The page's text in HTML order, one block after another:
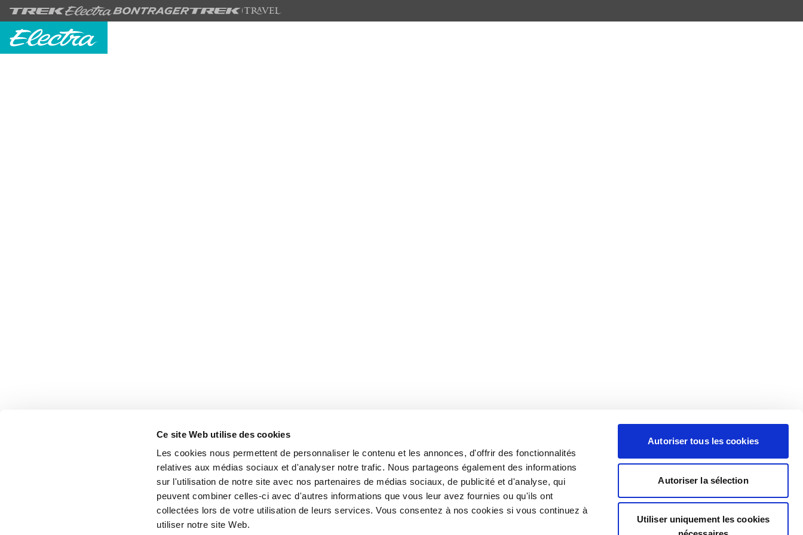
Ce site Web utilise des cookies
Les cookies nous permettent de personnaliser le contenu et les annonces, d'offrir des fonctionnalités
relatives aux médias sociaux et d'analyser notre trafic. Nous partageons également des informations
sur l'utilisation de notre site avec nos partenaires de médias sociaux, de publicité et d'analyse, qui
peuvent combiner celles-ci avec d'autres informations que vous leur avez fournies ou qu'ils ont
collectées lors de votre utilisation de leurs services. Vous consentez à nos cookies si vous continuez à
utiliser notre site Web.
Autoriser tous les cookies
Autoriser la sélection
Utiliser uniquement les cookies